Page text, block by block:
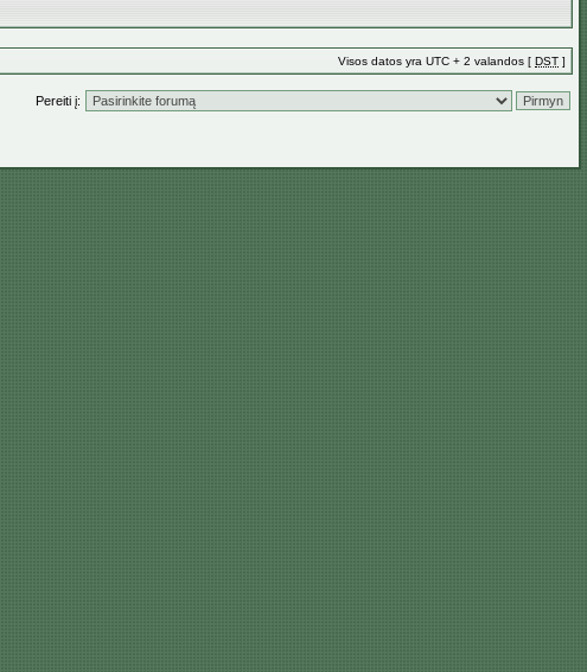
Visos datos yra UTC + 2 valandos [ DST ]
Pereiti į: